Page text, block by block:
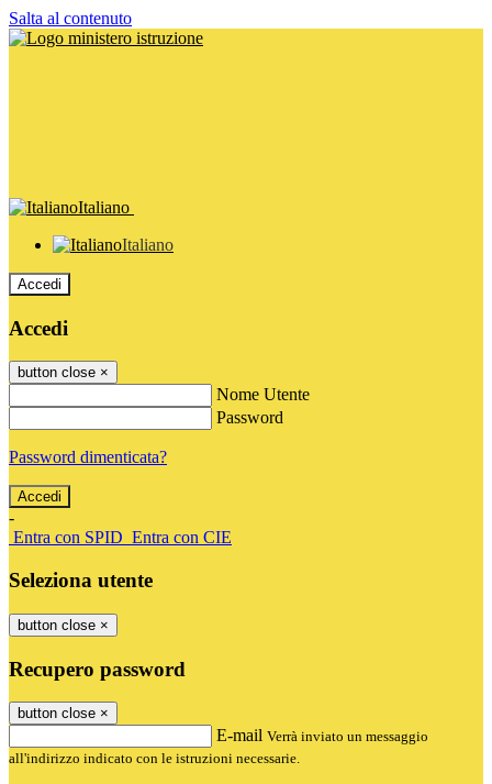
Salta al contenuto
Italiano
Italiano
Accedi
Accedi
button close ×
Nome Utente
Password
Password dimenticata?
-
Entra con SPID Entra con CIE
Seleziona utente
button close ×
Recupero password
button close ×
E-mail Verrà inviato un messaggio
all'indirizzo indicato con le istruzioni necessarie.